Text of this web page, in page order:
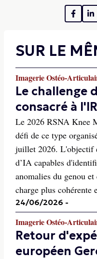
SUR LE
Imagerie Ostéo-
Le challenge
consacré à
Le 2026 RSNA Knee
défi de ce type
juillet 2026. L'objectif
d’IA capables
anomalies du genou
charge plus cohérente
24/06/2026 -
Imagerie Ostéo-
Retour
européen